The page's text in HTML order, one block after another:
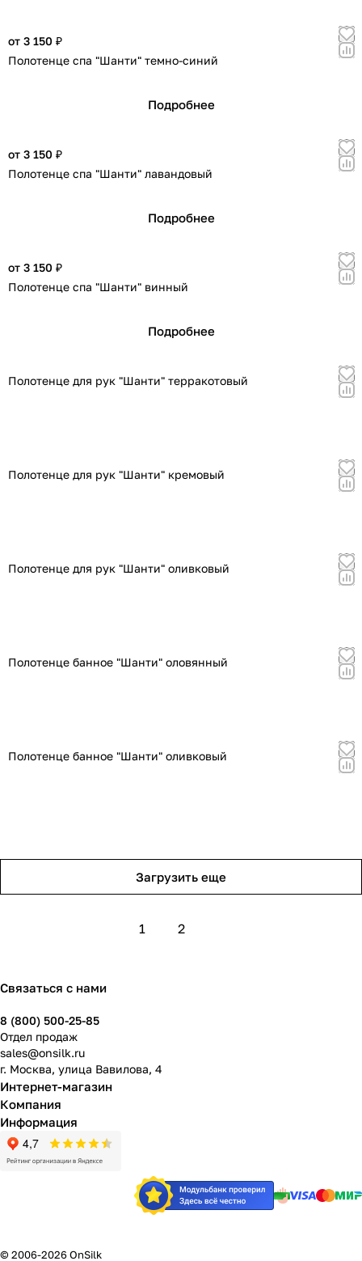
от 3 150 ₽
Полотенце спа "Шанти" темно-синий
Подробнее
от 3 150 ₽
Полотенце спа "Шанти" лавандовый
Подробнее
от 3 150 ₽
Полотенце спа "Шанти" винный
Подробнее
Полотенце для рук "Шанти" терракотовый
Полотенце для рук "Шанти" кремовый
Полотенце для рук "Шанти" оливковый
Полотенце банное "Шанти" оловянный
Полотенце банное "Шанти" оливковый
Загрузить еще
1 2
Связаться с нами
8 (800) 500-25-85
Отдел продаж
sales@onsilk.ru
г. Москва, улица Вавилова, 4
Интернет-магазин
Компания
Информация
© 2006-2026 OnSilk